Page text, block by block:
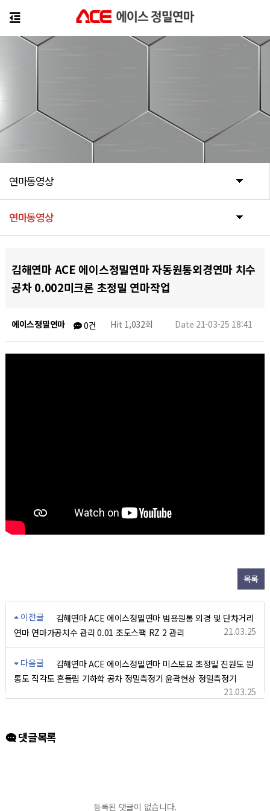
연마동영상
연마동영상
김해연마 ACE 에이스정밀연마 자동원통외경연마 치수
공차 0.002미크론 초정밀 연마작업
에이스정밀연마 0건 Hit 1,032회 Date 21-03-25 18:41
목록
이전글
김해연마 ACE 에이스정밀연마 범용원통 외경 및 단차거리
연마 연마가공치수 관리 0.01 조도스팩 RZ 2 관리
21.03.25
다음글
김해연마 ACE 에이스정밀연마 미스토요 초정밀 진원도 원
통도 직각도 흔들림 기하학 공차 정밀측정기 윤곽현상 정밀측정기
21.03.25
댓글목록
등록된 댓글이 없습니다.